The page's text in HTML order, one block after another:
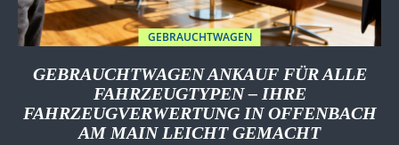
GEBRAUCHTWAGEN
GEBRAUCHTWAGEN ANKAUF FÜR ALLE
FAHRZEUGTYPEN – IHRE
FAHRZEUGVERWERTUNG IN OFFENBACH
AM MAIN LEICHT GEMACHT